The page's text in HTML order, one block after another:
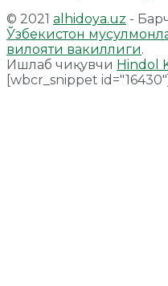
© 2021 alhidoya.uz -
Ўзбекистон
вилояти вакиллиги.
Ишлаб чиқувчи Hindol
[wbcr_snippet id="16430"]